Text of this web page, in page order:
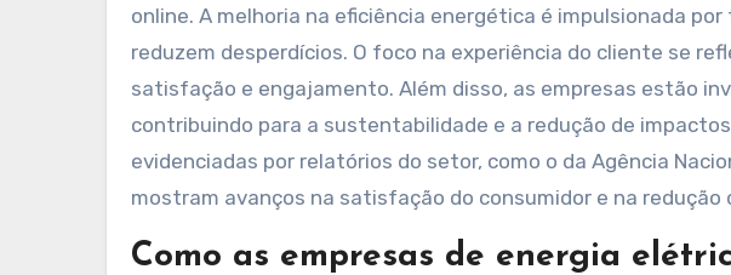
online. A melhoria na eficiência energética é impulsionada
reduzem desperdícios. O foco na experiência do cliente se
satisfação e engajamento. Além disso, as empresas estão
contribuindo para a sustentabilidade e a redução de
evidenciadas por relatórios do setor, como o da Agência
mostram avanços na satisfação do consumidor e na
Como as empresas de energia